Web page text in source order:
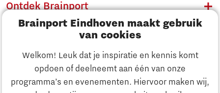
Brainport Eindhoven maakt gebruik
van cookies
Welkom! Leuk dat je inspiratie en kennis komt
opdoen of deelneemt aan één van onze
programma’s en evenementen. Hiervoor maken wij,
Ontdek Brainport
Ontdek Brainport
Innovatie
Ondernemen
Onderwijs